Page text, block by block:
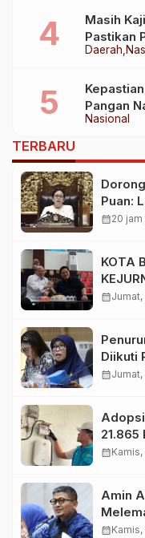
Daerah
Masih
Pastikan
Nasional
Pangan
TERBARU
Puan:
calendar_month20 jam
KOTA
calendar_month
Diikuti
Kerja
calendar_month
21.865
calendar_month
Amin
Negara
calendar_month